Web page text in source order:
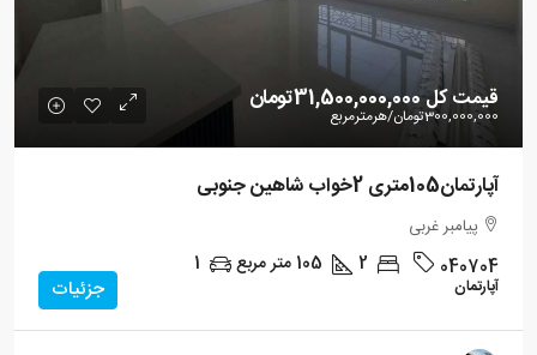
قیمت کل31,500,000,000تومان
300,000,000تومان /هرمترمربع
آپارتمان105متری 2خواب شاهین جنوبی
پیامبر غربی
040704
2
105 متر مربع 1
آپارتمان جزئیات